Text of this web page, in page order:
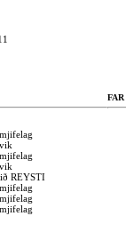
FAR
REYSTI